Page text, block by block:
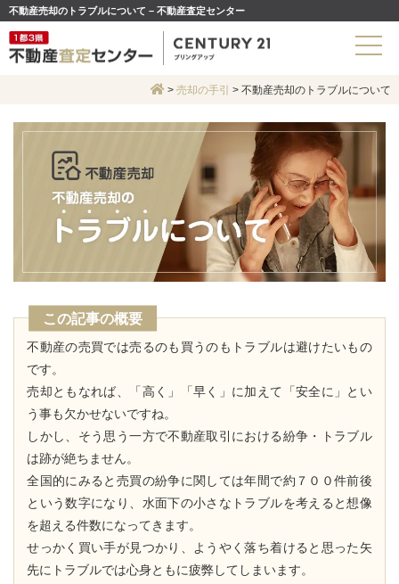
不動産売却のトラブルについて – 不動産査定センター
> 売却の手引 > 不動産売却のトラブルについて
この記事の概要
不動産の売買では売るのも買うのもトラブルは避けたいもの
です。
売却ともなれば、「高く」「早く」に加えて「安全に」とい
う事も欠かせないですね。
しかし、そう思う一方で不動産取引における紛争・トラブル
は跡が絶ちません。
全国的にみると売買の紛争に関しては年間で約７００件前後
という数字になり、水面下の小さなトラブルを考えると想像
を超える件数になってきます。
せっかく買い手が見つかり、ようやく落ち着けると思った矢
先にトラブルでは心身ともに疲弊してしまいます。